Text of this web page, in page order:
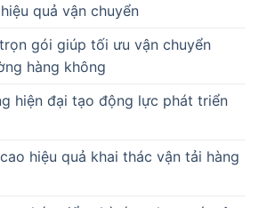
quả vận chuyển
gói giúp tối ưu vận chuyển
hàng không
hiện đại tạo động lực phát triển
hiệu quả khai thác vận tải hàng